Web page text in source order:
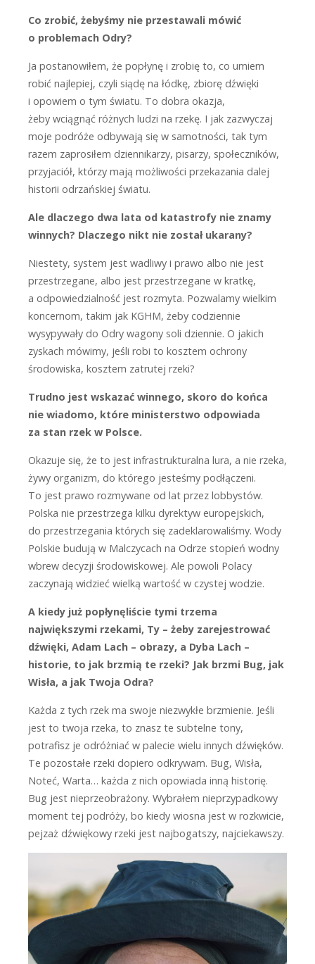
Co zrobić, żebyśmy nie przestawali mówić
o problemach Odry?
Ja postanowiłem, że popłynę i zrobię to, co umiem
robić najlepiej, czyli siądę na łódkę, zbiorę dźwięki
i opowiem o tym światu. To dobra okazja,
żeby wciągnąć różnych ludzi na rzekę. I jak zazwyczaj
moje podróże odbywają się w samotności, tak tym
razem zaprosiłem dziennikarzy, pisarzy, społeczników,
przyjaciół, którzy mają możliwości przekazania dalej
historii odrzańskiej światu.
Ale dlaczego dwa lata od katastrofy nie znamy
winnych? Dlaczego nikt nie został ukarany?
Niestety, system jest wadliwy i prawo albo nie jest
przestrzegane, albo jest przestrzegane w kratkę,
a odpowiedzialność jest rozmyta. Pozwalamy wielkim
koncernom, takim jak KGHM, żeby codziennie
wysypywały do Odry wagony soli dziennie. O jakich
zyskach mówimy, jeśli robi to kosztem ochrony
środowiska, kosztem zatrutej rzeki?
Trudno jest wskazać winnego, skoro do końca
nie wiadomo, które ministerstwo odpowiada
za stan rzek w Polsce.
Okazuje się, że to jest infrastrukturalna lura, a nie rzeka,
żywy organizm, do którego jesteśmy podłączeni.
To jest prawo rozmywane od lat przez lobbystów.
Polska nie przestrzega kilku dyrektyw europejskich,
do przestrzegania których się zadeklarowaliśmy. Wody
Polskie budują w Malczycach na Odrze stopień wodny
wbrew decyzji środowiskowej. Ale powoli Polacy
zaczynają widzieć wielką wartość w czystej wodzie.
A kiedy już popłynęliście tymi trzema
największymi rzekami, Ty – żeby zarejestrować
dźwięki, Adam Lach – obrazy, a Dyba Lach –
historie, to jak brzmią te rzeki? Jak brzmi Bug, jak
Wisła, a jak Twoja Odra?
Każda z tych rzek ma swoje niezwykłe brzmienie. Jeśli
jest to twoja rzeka, to znasz te subtelne tony,
potrafisz je odróżniać w palecie wielu innych dźwięków.
Te pozostałe rzeki dopiero odkrywam. Bug, Wisła,
Noteć, Warta… każda z nich opowiada inną historię.
Bug jest nieprzeobrażony. Wybrałem nieprzypadkowy
moment tej podróży, bo kiedy wiosna jest w rozkwicie,
pejzaż dźwiękowy rzeki jest najbogatszy, najciekawszy.